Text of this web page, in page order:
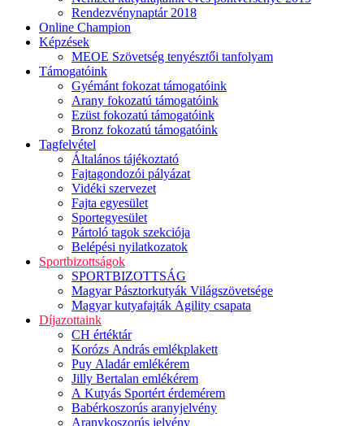
Rendezvénynaptár 2018
Online Champion
Képzések
MEOE Szövetség tenyésztői tanfolyam
Támogatóink
Gyémánt fokozat támogatóink
Arany fokozatú támogatóink
Ezüst fokozatú támogatóink
Bronz fokozatú támogatóink
Tagfelvétel
Általános tájékoztató
Fajtagondozói pályázat
Vidéki szervezet
Fajta egyesület
Sportegyesület
Pártoló tagok szekciója
Belépési nyilatkozatok
Sportbizottságok
SPORTBIZOTTSÁG
Magyar Pásztorkutyák Világszövetsége
Magyar kutyafajták Agility csapata
Díjazottaink
CH értéktár
Korózs András emlékplakett
Puy Aladár emlékérem
Jilly Bertalan emlékérem
A Kutyás Sportért érdemérem
Babérkoszorús aranyjelvény
Aranykoszorús jelvény